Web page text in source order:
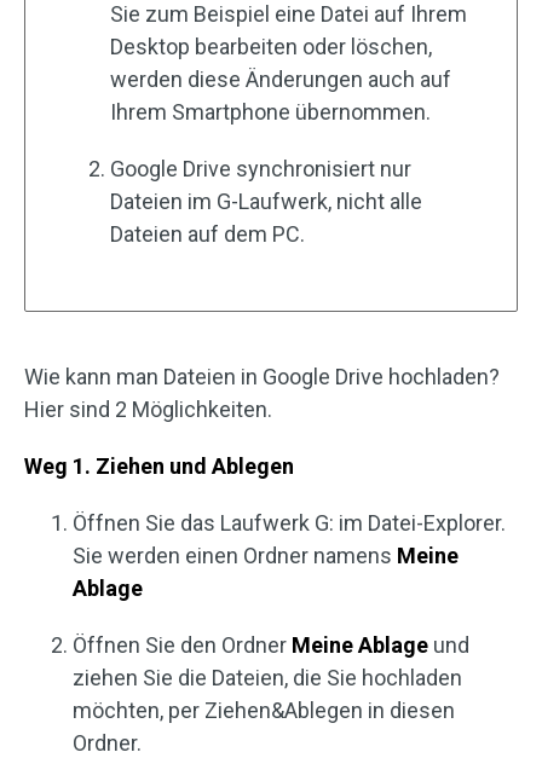
Sie zum Beispiel eine Datei auf Ihrem
Desktop bearbeiten oder löschen,
werden diese Änderungen auch auf
Ihrem Smartphone übernommen.
Google Drive synchronisiert nur
Dateien im G-Laufwerk, nicht alle
Dateien auf dem PC.
Wie kann man Dateien in Google Drive hochladen?
Hier sind 2 Möglichkeiten.
Weg 1. Ziehen und Ablegen
Öffnen Sie das Laufwerk G: im Datei-Explorer.
Sie werden einen Ordner namens Meine
Ablage
Öffnen Sie den Ordner Meine Ablage und
ziehen Sie die Dateien, die Sie hochladen
möchten, per Ziehen&Ablegen in diesen
Ordner.